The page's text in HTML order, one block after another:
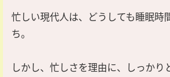
忙しい現代人は、どうしても睡眠時
ち。
しかし、忙しさを理由に、しっかり